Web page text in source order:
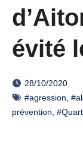
évité
28/10/2020
#agression
prévention